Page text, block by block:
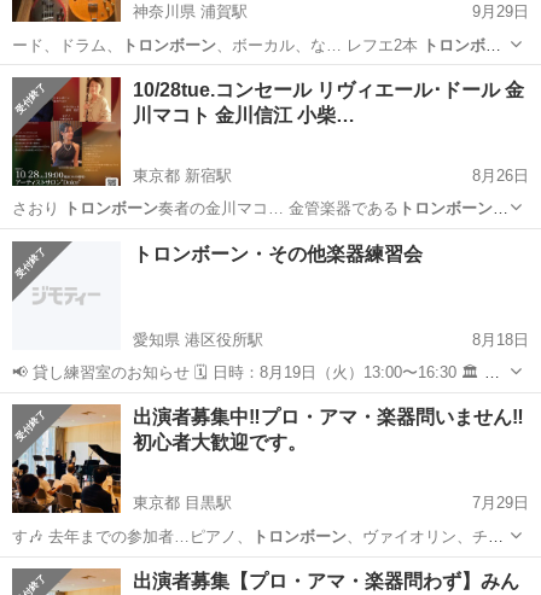
神奈川県 浦賀駅
9月29日
ード、ドラム、
トロンボーン、ボーカル、な… レフエ2本 トロンボー
ン1本 エレキ…
神奈川 横須賀市
10/28tue.コンセール リヴィエール･ドール 金
川マコト 金川信江 小柴…
東京都 新宿駅
8月26日
さおり
トロンボーン奏者の金川マコ… 金管楽器である トロンボーン、
マコトの奏で… 日本トロンボーン 協会 曲… 金川マコトトロ
ンボーン
https:… ョンに合格。 トロンボーンをジル・ミリエ… エ
フ...
東京 新宿駅 コンサート/ショー トロンボーン
トロンボーン・その他楽器練習会
愛知県 港区役所駅
8月18日
📢 貸し練習室のお知らせ 🗓 日時：8月19日（火）13:00〜16:30 🏛 会
場：港文化小劇場 練習室 💰 参加費：大学生以上 300円 ／ 高校生以下
無料 👥 定員：4名まで コンセプトは 「個人練習をみんなでや...
愛知 名古屋市 港区役所駅 その他 トロンボーン
出演者募集中‼️プロ・アマ・楽器問いません‼️
初心者大歓迎です。
東京都 目黒駅
7月29日
す🎶 去年までの参加者…ピアノ、
トロンボーン、ヴァイオリン、チュ
ーバ、ホルン、…
東京 目黒区 目黒駅 コンサート/ショー 出演者
出演者募集【プロ・アマ・楽器問わず】みん